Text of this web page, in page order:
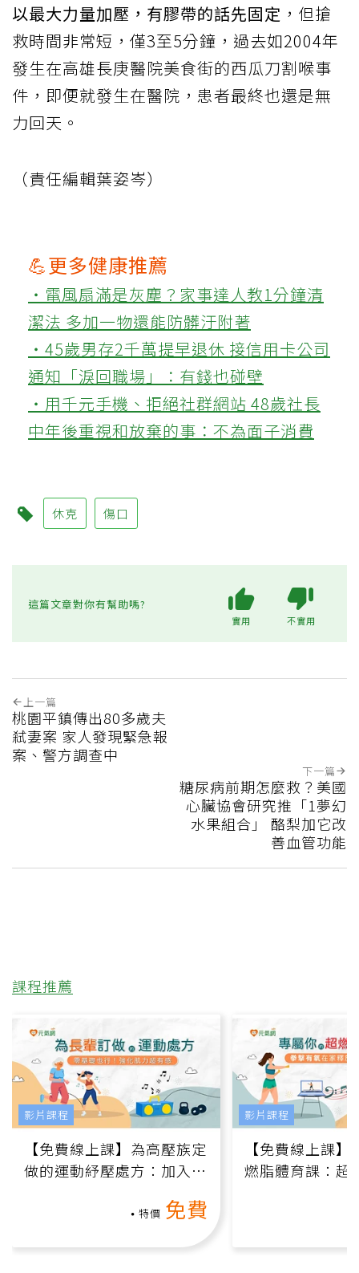
以最大力量加壓，有膠帶的話先固定 ，但搶
救時間非常短，僅3至5分鐘，過去如2004年
發生在高雄長庚醫院美食街的西瓜刀割喉事
件，即便就發生在醫院，患者最終也還是無
力回天。
（責任編輯葉姿岑）
💪更多健康推薦
‧電風扇滿是灰塵？家事達人教1分鐘清
潔法 多加一物還能防髒汙附著
‧45歲男存2千萬提早退休 接信用卡公司
通知「淚回職場」：有錢也碰壁
‧用千元手機、拒絕社群網站 48歲社長
中年後重視和放棄的事：不為面子消費
休克 傷口
這篇文章對你有幫助嗎?
實用 不實用
上一篇
桃園平鎮傳出80多歲夫
弒妻案 家人發現緊急報
案、警方調查中
下一篇
糖尿病前期怎麼救？美國
心臟協會研究推「1夢幻
水果組合」 酪梨加它改
善血管功能
課程推薦
【免費線上課】為高壓族定
做的運動紓壓處方：加入行
特價 免費
影片課程
【免費線上課
燃脂體育課：超
影片課程